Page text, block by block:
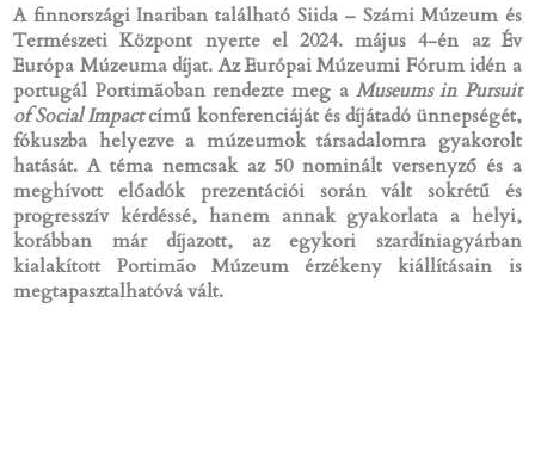
A finnországi Inariban található Siida – Számi Múzeum és
Természeti Központ nyerte el 2024. május 4-én az Év
Európa Múzeuma díjat. Az Európai Múzeumi Fórum idén a
portugál Portimãoban rendezte meg aMuseums in Pursuit
of Social Impactcímű konferenciáját és díjátadó ünnepségét,
fókuszba helyezve a múzeumok társadalomra gyakorolt
hatását. A téma nemcsak az 50 nominált versenyző és a
meghívott előadók prezentációi során vált sokrétű és
progresszív kérdéssé, hanem annak gyakorlata a helyi,
korábban már díjazott, az egykori szardíniagyárban
kialakított Portimão Múzeum érzékeny kiállításain is
megtapasztalhatóvá vált.